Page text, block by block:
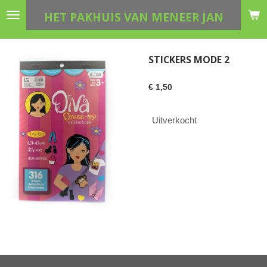
Ga
hoofdinhoud
HET PAKHUIS VAN MENEER JAN
STICKERS MODE 2
€ 1,50
Uitverkocht